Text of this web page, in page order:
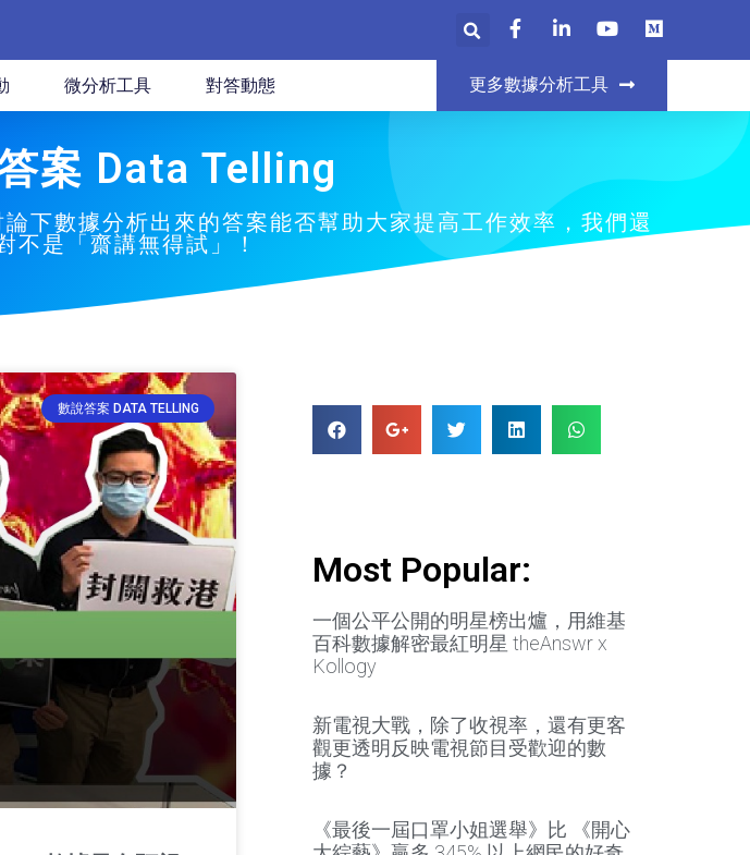
微分析工具 對答動態 更多數據分析工具
案 Data Telling
下數據分析出來的答案能否幫助大家提高工作效率，我們還
不是「齋講無得試」！
數說答案 DATA TELLING
Most Popular:
一個公平公開的明星榜出爐，用維基
百科數據解密最紅明星 theAnswr x
Kollogy
新電視大戰，除了收視率，還有更客
觀更透明反映電視節目受歡迎的數
據？
《最後一屆口罩小姐選舉》比 《開心